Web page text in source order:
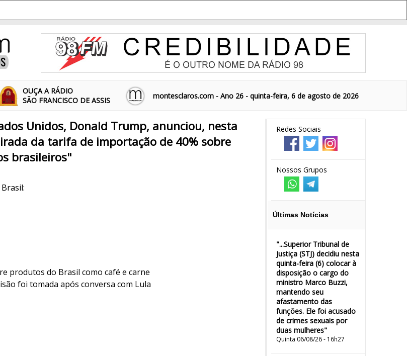
OUÇA A RÁDIO
SÃO FRANCISCO DE ASSIS
montesclaros.com - Ano 26 - quinta-feira, 6 de agosto de 2026
Redes Sociais
Nossos Grupos
Últimas Notícias
"...Superior Tribunal de
Justiça (STJ) decidiu nesta
quinta-feira (6) colocar à
disposição o cargo do
ministro Marco Buzzi,
mantendo seu
afastamento das
funções. Ele foi acusado
de crimes sexuais por
duas mulheres"
Quinta 06/08/26 - 16h27
Unidos, Donald Trump, anunciou, nesta
da tarifa de importação de 40% sobre
brasileiros"
produtos do Brasil como café e carne
foi tomada após conversa com Lula